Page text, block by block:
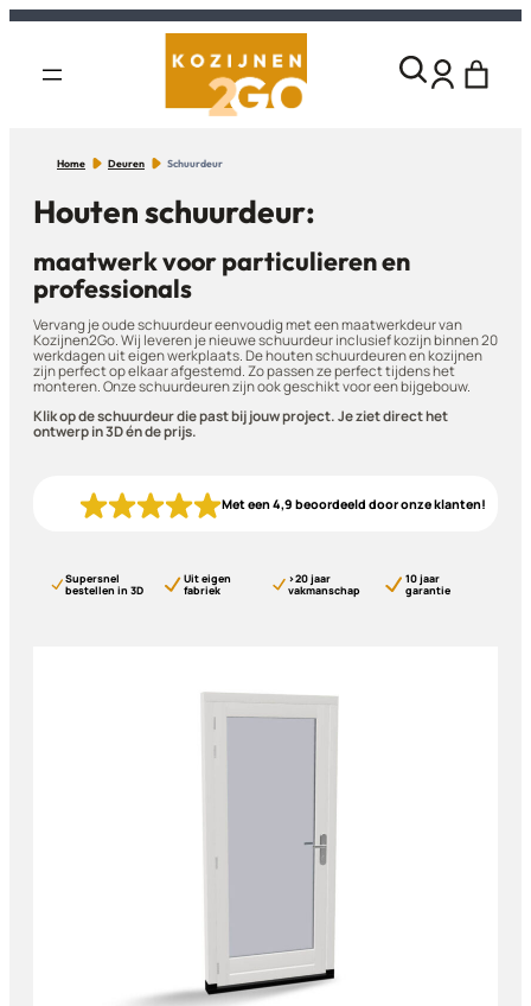
Home Deuren Schuurdeur
Houten schuurdeur:
maatwerk voor particulieren en
professionals
Vervang je oude schuurdeur eenvoudig met een maatwerkdeur van
Kozijnen2Go. Wij leveren je nieuwe schuurdeur inclusief kozijn binnen 20
werkdagen uit eigen werkplaats. De houten schuurdeuren en kozijnen
zijn perfect op elkaar afgestemd. Zo passen ze perfect tijdens het
monteren. Onze schuurdeuren zijn ook geschikt voor een bijgebouw.
Klik op de schuurdeur die past bij jouw project. Je ziet direct het
ontwerp in 3D én de prijs.
Met een 4,9 beoordeeld door onze klanten!
Supersnel
bestellen in 3D
Uit eigen
fabriek
>20 jaar
vakmanschap
10 jaar
garantie